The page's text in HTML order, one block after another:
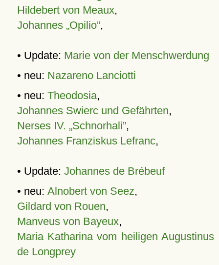
Hildebert von Meaux,
Johannes „Opilio”,
• Update: Marie von der Menschwerdung
• neu: Nazareno Lanciotti
• neu: Theodosia,
Johannes Swierc und Gefährten,
Nerses IV. „Schnorhali”,
Johannes Franziskus Lefranc,
• Update: Johannes de Brébeuf
• neu: Alnobert von Seez,
Gildard von Rouen,
Manveus von Bayeux,
Maria Katharina vom heiligen Augustinus
de Longprey